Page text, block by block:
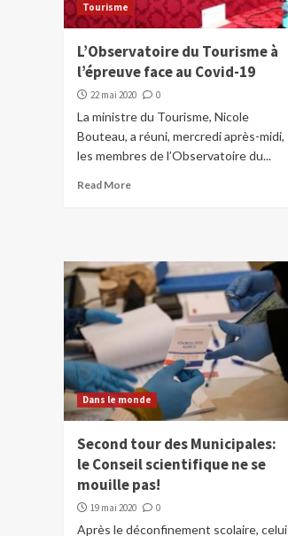
Tourisme
L’Observatoire du Tourisme à
l’épreuve face au Covid-19
22 mai 2020 0
La ministre du Tourisme, Nicole
Bouteau, a réuni, mercredi après-midi,
les membres de l’Observatoire du...
Read More
Dans le monde
Second tour des Municipales:
le Conseil scientifique ne se
mouille pas!
19 mai 2020 0
Après le déconfinement scolaire, celui